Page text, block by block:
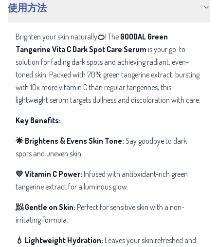
使用方法
Brighten your skin naturally🍊! The GOODAL Green
Tangerine Vita C Dark Spot Care Serum is your go-to
solution for fading dark spots and achieving radiant, even-
toned skin. Packed with 70% green tangerine extract, bursting
with 10x more vitamin C than regular tangerines, this
lightweight serum targets dullness and discoloration with care.
Key Benefits:
🌟 Brightens & Evens Skin Tone: Say goodbye to dark
spots and uneven skin.
💛 Vitamin C Power: Infused with antioxidant-rich green
tangerine extract for a luminous glow.
🧖 Gentle on Skin: Perfect for sensitive skin with a non-
irritating formula.
💧 Lightweight Hydration: Leaves your skin refreshed and